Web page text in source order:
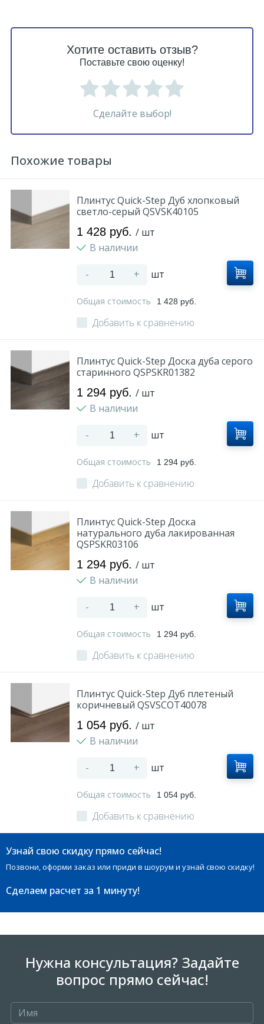
Хотите оставить отзыв?
Поставьте свою оценку!
Сделайте выбор!
Похожие товары
Плинтус Quick-Step Дуб хлопковый
светло-серый QSVSK40105
1 428 руб. / шт
В наличии
- + шт
Общая стоимость 1 428 руб.
Добавить к сравнению
Плинтус Quick-Step Доска дуба серого
старинного QSPSKR01382
1 294 руб. / шт
В наличии
- + шт
Общая стоимость 1 294 руб.
Добавить к сравнению
Плинтус Quick-Step Доска
натурального дуба лакированная
QSPSKR03106
1 294 руб. / шт
В наличии
- + шт
Общая стоимость 1 294 руб.
Добавить к сравнению
Плинтус Quick-Step Дуб плетеный
коричневый QSVSCOT40078
1 054 руб. / шт
В наличии
- + шт
Общая стоимость 1 054 руб.
Добавить к сравнению
Узнай свою скидку прямо сейчас!
Позвони, оформи заказ или приди в шоурум и узнай свою скидку!
Сделаем расчет за 1 минуту!
Нужна консультация? Задайте
вопрос прямо сейчас!